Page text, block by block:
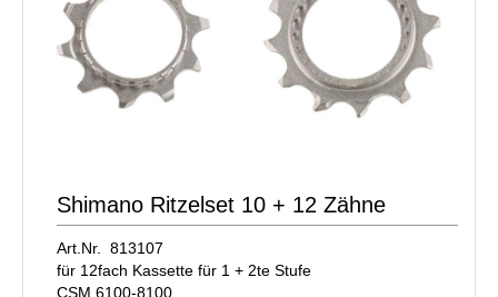
Shimano Ritzelset 10 + 12 Zähne
Art.Nr. 813107
für 12fach Kassette für 1 + 2te Stufe
CSM 6100-8100